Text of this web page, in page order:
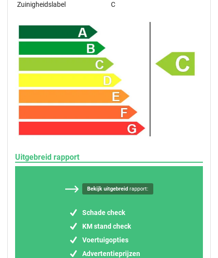
Zuinigheidslabel
C
Uitgebreid rapport
Bekijk uitgebreidrapport:
Schade check
KM stand check
Voertuigopties
Advertentieprijzen